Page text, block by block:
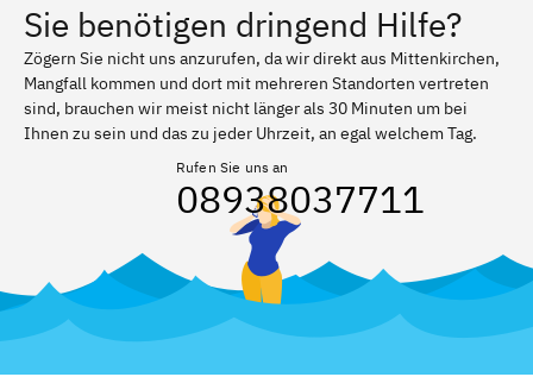
Sie benötigen dringend Hilfe?
Zögern Sie nicht uns anzurufen, da wir direkt aus Mittenkirchen,
Mangfall kommen und dort mit mehreren Standorten vertreten
sind, brauchen wir meist nicht länger als 30 Minuten um bei
Ihnen zu sein und das zu jeder Uhrzeit, an egal welchem Tag.
Rufen Sie uns an
08938037711